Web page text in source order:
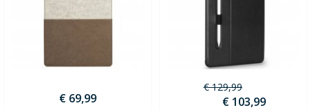
€ 69,99
€ 129,99
€ 103,99